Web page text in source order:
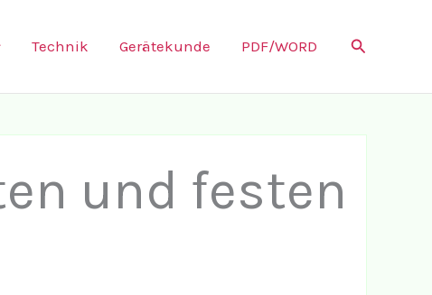
Technik Gerätekunde PDF/WORD Suchen
und festen